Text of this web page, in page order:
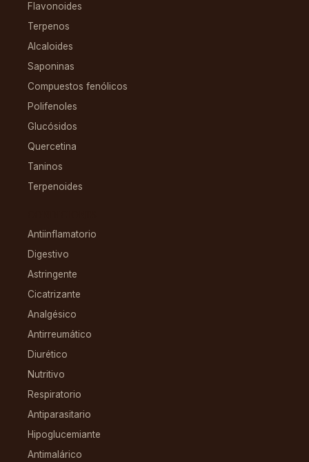
Flavonoides
Terpenos
Alcaloides
Saponinas
Compuestos fenólicos
Polifenoles
Glucósidos
Quercetina
Taninos
Terpenoides
Antiinflamatorio
Digestivo
Astringente
Cicatrizante
Analgésico
Antirreumático
Diurético
Nutritivo
Respiratorio
Antiparasitario
Hipoglucemiante
Antimalárico